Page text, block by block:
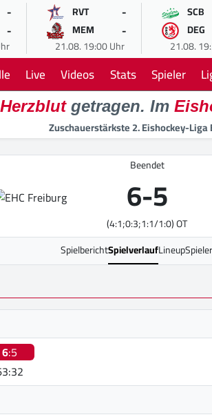
-
-
RVT -
MEM -
21.08. 19:00 Uhr
SCB
DEG
21.08.
Live Videos Stats Spieler
Herzblutgetragen. Im
Zuschauerstärkste 2. Eishockey-Liga
Beendet
6-5
(4:1;0:3;1:1/1:0) OT
SpielberichtSpielverlaufLineup
6:5